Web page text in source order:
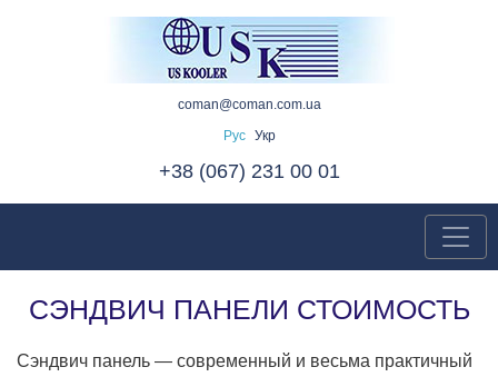
coman@coman.com.ua
Рус
Укр
+38 (067) 231 00 01
СЭНДВИЧ ПАНЕЛИ СТОИМОСТЬ
Сэндвич панель — современный и весьма практичный